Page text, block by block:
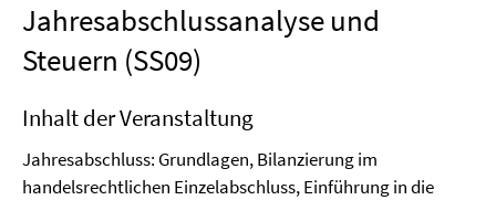
Jahresabschlussanalyse und
Steuern (SS09)
Inhalt der Veranstaltung
Jahresabschluss: Grundlagen, Bilanzierung im
handelsrechtlichen Einzelabschluss, Einführung in die